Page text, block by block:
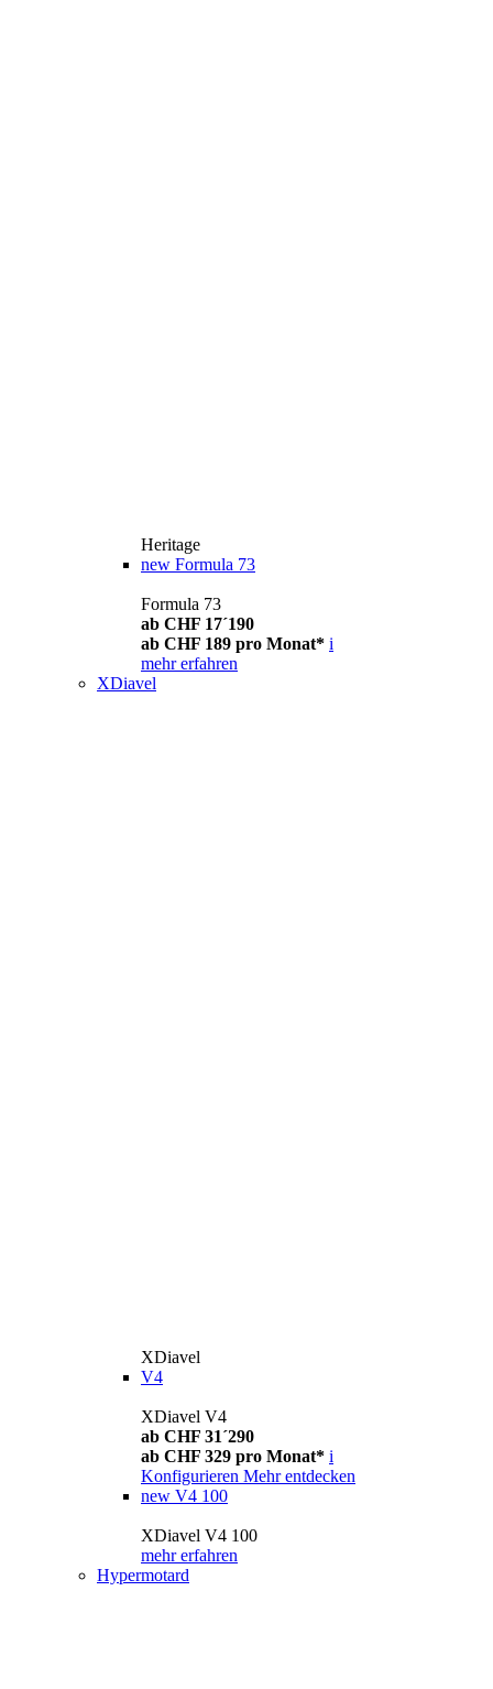
Heritage
new Formula 73
Formula 73
ab CHF 17´190
ab CHF 189 pro Monat* i
mehr erfahren
XDiavel
XDiavel
V4
XDiavel V4
ab CHF 31´290
ab CHF 329 pro Monat* i
Konfigurieren Mehr entdecken
new V4 100
XDiavel V4 100
mehr erfahren
Hypermotard